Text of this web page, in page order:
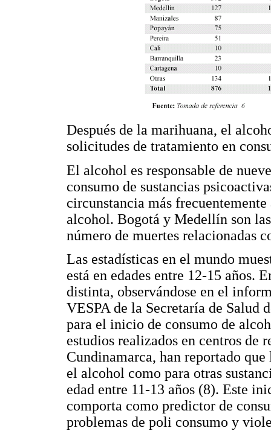
Después de la marihuana, el
solicitudes de tratamiento en
El alcohol es responsable de
consumo de sustancias
circunstancia más
alcohol. Bogotá y Medellín son
número de muertes relacionadas
Las estadísticas en el mundo
está en edades entre 12-15 años.
distinta, observándose en el
VESPA de la Secretaría de Salud
para el inicio de consumo de
estudios realizados en centros de
Cundinamarca, han reportado
el alcohol como para otras
edad entre 11-13 años (8). Este
comporta como predictor de
problemas de poli consumo y